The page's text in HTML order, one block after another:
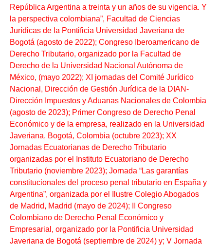
República Argentina a treinta y un años de su vigencia. Y
la perspectiva colombiana”, Facultad de Ciencias
Jurídicas de la Pontificia Universidad Javeriana de
Bogotá (agosto de 2022); Congreso Iberoamericano de
Derecho Tributario, organizado por la Facultad de
Derecho de la Universidad Nacional Autónoma de
México, (mayo 2022); XI jornadas del Comité Jurídico
Nacional, Dirección de Gestión Jurídica de la DIAN-
Dirección Impuestos y Aduanas Nacionales de Colombia
(agosto de 2023); Primer Congreso de Derecho Penal
Económico y de la empresa, realizado en la Universidad
Javeriana, Bogotá, Colombia (octubre 2023); XX
Jornadas Ecuatorianas de Derecho Tributario
organizadas por el Instituto Ecuatoriano de Derecho
Tributario (noviembre 2023); Jornada “Las garantías
constitucionales del proceso penal tributario en España y
Argentina”, organizada por el Ilustre Colegio Abogados
de Madrid, Madrid (mayo de 2024); II Congreso
Colombiano de Derecho Penal Económico y
Empresarial, organizado por la Pontificia Universidad
Javeriana de Bogotá (septiembre de 2024) y; V Jornada